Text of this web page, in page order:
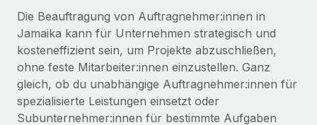
DIENSTLEISTUNGEN
Frag unsere Expert:innen
Hilfe von Expert:innen für globale HR & Compliance
Background-Checks
Einfacheres Bewerber:innen-Screening
Remote Build
Demnächst verfügbar
Beratung zu Integrationen und KI-Automatisierung
FALLSTUDIEN
Informationen zu Gehältern und Qualifikationen
Insights Center
Hol dir Unterstützung
Alle Ressourcen anzeigen
Die Beauftragung von Auftragnehmer:innen in
Jamaika kann für Unternehmen strategisch und
kosteneffizient sein, um Projekte abzuschließen,
ohne feste Mitarbeiter:innen einzustellen. Ganz
gleich, ob du unabhängige Auftragnehmer:innen für
spezialisierte Leistungen einsetzt oder
Subunternehmer:innen für bestimmte Aufgaben